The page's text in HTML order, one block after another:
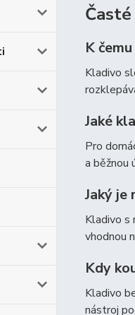
K
Kladivo
Jaké
Pro
a běžnou
Jaký je
Kladivo s
vhodnou
Kdy
Kladivo
nástroj